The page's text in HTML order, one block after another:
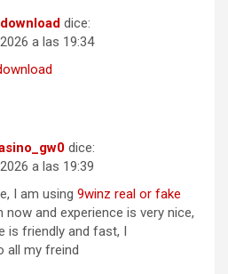
dice:
a las 19:34
dice:
a las 19:39
I am using 9winz real or fake
and experience is very nice,
is friendly and fast, I
all my freind